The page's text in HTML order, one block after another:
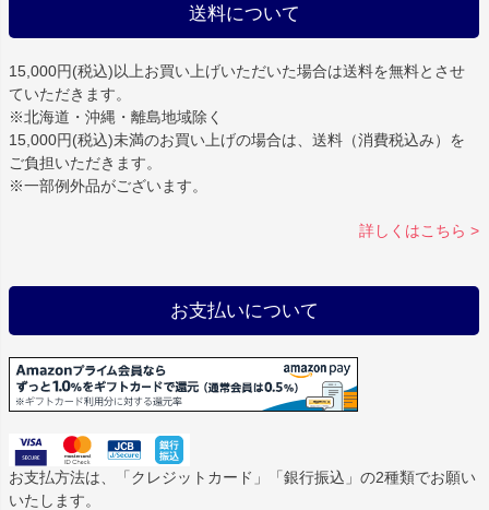
送料について
15,000円(税込)以上お買い上げいただいた場合は送料を無料とさせ
ていただきます。
※北海道・沖縄・離島地域除く
15,000円(税込)未満のお買い上げの場合は、送料（消費税込み）を
ご負担いただきます。
※一部例外品がございます。
詳しくはこちら >
お支払いについて
お支払方法は、「クレジットカード」「銀行振込」の2種類でお願い
いたします。